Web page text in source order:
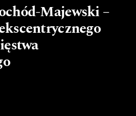
Majewski –